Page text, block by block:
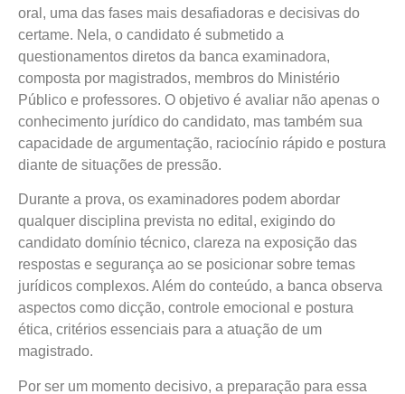
oral, uma das fases mais desafiadoras e decisivas do
certame. Nela, o candidato é submetido a
questionamentos diretos da banca examinadora,
composta por magistrados, membros do Ministério
Público e professores. O objetivo é avaliar não apenas o
conhecimento jurídico do candidato, mas também sua
capacidade de argumentação, raciocínio rápido e postura
diante de situações de pressão.
Durante a prova, os examinadores podem abordar
qualquer disciplina prevista no edital, exigindo do
candidato domínio técnico, clareza na exposição das
respostas e segurança ao se posicionar sobre temas
jurídicos complexos. Além do conteúdo, a banca observa
aspectos como dicção, controle emocional e postura
ética, critérios essenciais para a atuação de um
magistrado.
Por ser um momento decisivo, a preparação para essa